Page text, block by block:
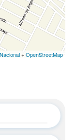
+OpenStreetMap